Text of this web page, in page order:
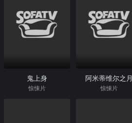
鬼上身
惊悚片
阿米蒂维尔之月
惊悚片